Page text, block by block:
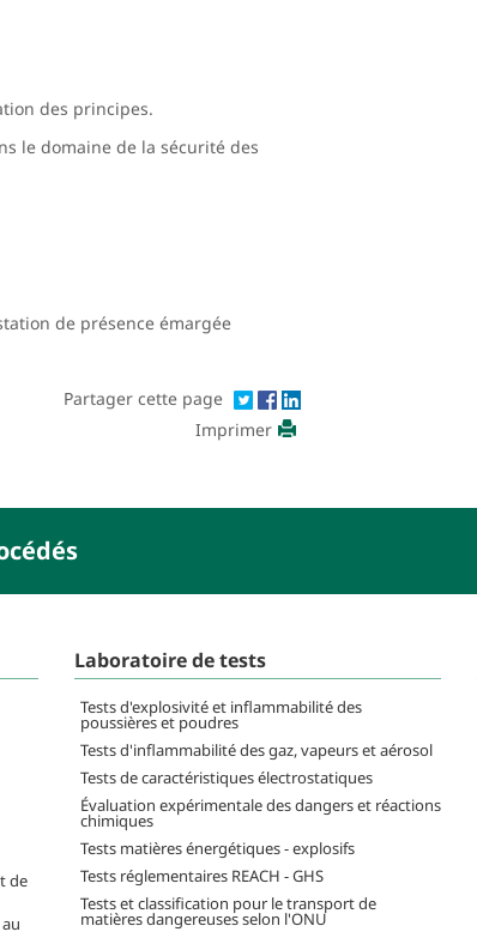
des principes.
le domaine de la sécurité des
de présence émargée
Partager cette page
Imprimer
de
Laboratoire de tests
Tests d'explosivité et inflammabilité des
poussières et poudres
Tests d'inflammabilité des gaz, vapeurs et aérosol
Tests de caractéristiques électrostatiques
Évaluation expérimentale des dangers et réactions
chimiques
Tests matières énergétiques - explosifs
Tests réglementaires REACH - GHS
Tests et classification pour le transport de
matières dangereuses selon l'ONU